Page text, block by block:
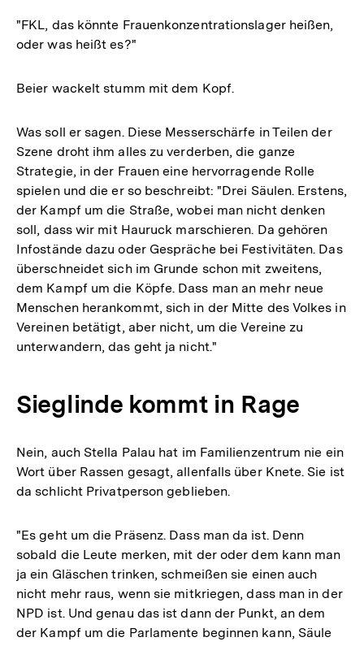
"FKL, das könnte Frauenkonzentrationslager heißen,
oder was heißt es?"
Beier wackelt stumm mit dem Kopf.
Was soll er sagen. Diese Messerschärfe in Teilen der
Szene droht ihm alles zu verderben, die ganze
Strategie, in der Frauen eine hervorragende Rolle
spielen und die er so beschreibt: "Drei Säulen. Erstens,
der Kampf um die Straße, wobei man nicht denken
soll, dass wir mit Hauruck marschieren. Da gehören
Infostände dazu oder Gespräche bei Festivitäten. Das
überschneidet sich im Grunde schon mit zweitens,
dem Kampf um die Köpfe. Dass man an mehr neue
Menschen herankommt, sich in der Mitte des Volkes in
Vereinen betätigt, aber nicht, um die Vereine zu
unterwandern, das geht ja nicht."
Sieglinde kommt in Rage
Nein, auch Stella Palau hat im Familienzentrum nie ein
Wort über Rassen gesagt, allenfalls über Knete. Sie ist
da schlicht Privatperson geblieben.
"Es geht um die Präsenz. Dass man da ist. Denn
sobald die Leute merken, mit der oder dem kann man
ja ein Gläschen trinken, schmeißen sie einen auch
nicht mehr raus, wenn sie mitkriegen, dass man in der
NPD ist. Und genau das ist dann der Punkt, an dem
der Kampf um die Parlamente beginnen kann, Säule